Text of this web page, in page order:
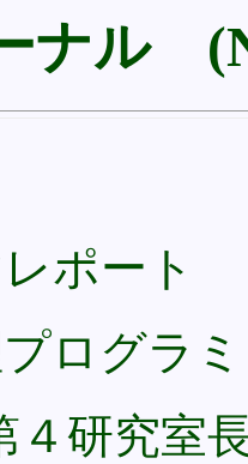
ナル
ポート
ログラ
４研究室